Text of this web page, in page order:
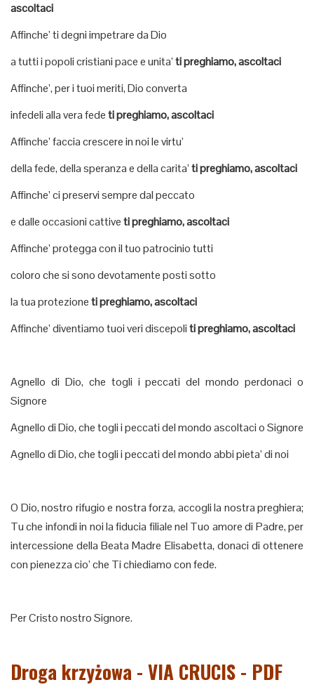
ascoltaci
Affinche’ ti degni impetrare da Dio
a tutti i popoli cristiani pace e unita’ti preghiamo, ascoltaci
Affinche’, per i tuoi meriti, Dio converta
infedeli alla vera fedeti preghiamo, ascoltaci
Affinche’ faccia crescere in noi le virtu’
della fede, della speranza e della carita’ti preghiamo, ascoltaci
Affinche’ ci preservi sempre dal peccato
e dalle occasioni cattiveti preghiamo, ascoltaci
Affinche’ protegga con il tuo patrocinio tutti
coloro che si sono devotamente posti sotto
la tua protezioneti preghiamo, ascoltaci
Affinche’ diventiamo tuoi veri discepoliti preghiamo, ascoltaci
Agnello di Dio, che togli i peccati del mondo perdonaci o
Signore
Agnello di Dio, che togli i peccati del mondo ascoltaci o Signore
Agnello di Dio, che togli i peccati del mondo abbi pieta’ di noi
O Dio, nostro rifugio e nostra forza, accogli la nostra preghiera;
Tu che infondi in noi la fiducia filiale nel Tuo amore di Padre, per
intercessione della Beata Madre Elisabetta, donaci di ottenere
con pienezza cio’ che Ti chiediamo con fede.
Per Cristo nostro Signore.
Droga krzyżowa - VIA CRUCIS - PDF